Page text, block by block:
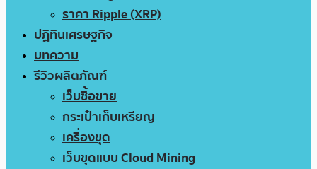
ราคา Ripple (XRP)
ปฏิทินเศรษฐกิจ
บทความ
รีวิวผลิตภัณฑ์
เว็บซื้อขาย
กระเป๋าเก็บเหรียญ
เครื่องขุด
เว็บขุดแบบ Cloud Mining